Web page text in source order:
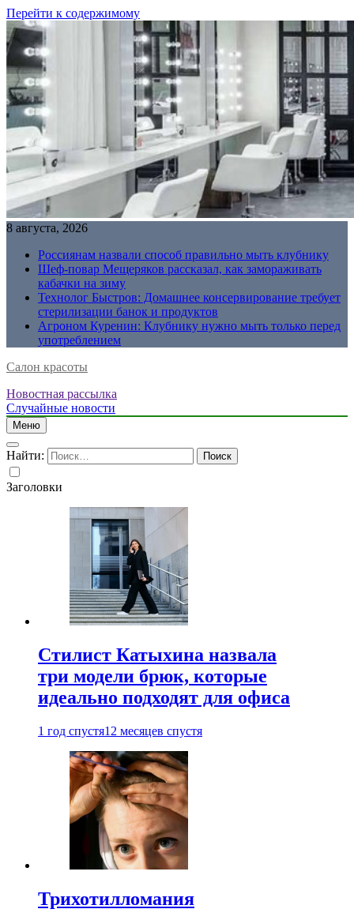
Перейти к содержимому
8 августа, 2026
Россиянам назвали способ правильно мыть клубнику
Шеф-повар Мещеряков рассказал, как замораживать
кабачки на зиму
Технолог Быстров: Домашнее консервирование требует
стерилизации банок и продуктов
Агроном Куренин: Клубнику нужно мыть только перед
употреблением
Салон красоты
Новостная рассылка
Случайные новости
Меню
Найти:
Заголовки
Стилист Катыхина назвала
три модели брюк, которые
идеально подходят для офиса
1 год спустя12 месяцев спустя
Трихотилломания